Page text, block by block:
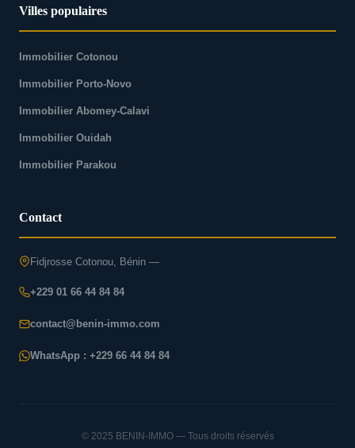
Villes populaires
Immobilier Cotonou
Immobilier Porto-Novo
Immobilier Abomey-Calavi
Immobilier Ouidah
Immobilier Parakou
Contact
Fidjrosse Cotonou, Bénin —
+229 01 66 44 84 84
contact@benin-immo.com
WhatsApp : +229 66 44 84 84
© 2025 BENIN-IMMO — Tous droits réservés